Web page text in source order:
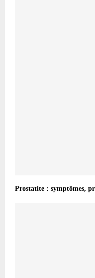
Prostatite : symptômes,